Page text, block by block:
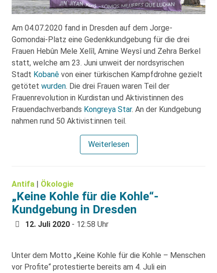
Am 04.07.2020 fand in Dresden auf dem Jorge-
Gomondai-Platz eine Gedenkkundgebung für die drei
Frauen Hebûn Mele Xelîl, Amine Weysî und Zehra Berkel
statt, welche am 23. Juni unweit der nordsyrischen
Stadt Kobanê von einer türkischen Kampfdrohne gezielt
getötet wurden. Die drei Frauen waren Teil der
Frauenrevolution in Kurdistan und Aktivistinnen des
Frauendachverbands Kongreya Star. An der Kundgebung
nahmen rund 50 Aktivist:innen teil.
Weiterlesen
Antifa | Ökologie
„Keine Kohle für die Kohle“-
Kundgebung in Dresden
12. Juli 2020 - 12:58 Uhr
Unter dem Motto „Keine Kohle für die Kohle – Menschen
vor Profite“ protestierte bereits am 4. Juli ein